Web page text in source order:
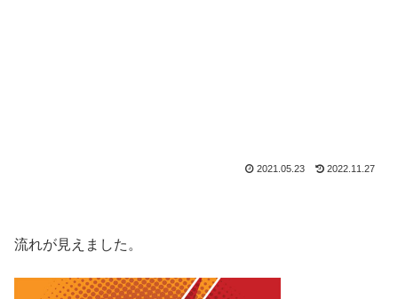
2021.05.23 2022.11.27
流れが見えました。